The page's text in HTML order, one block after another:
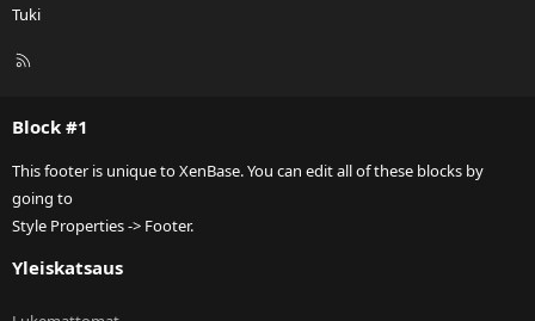
Tuki
R
Block #1
This footer is unique to XenBase. You can edit all of these blocks by
going to
Style Properties -> Footer.
Yleiskatsaus